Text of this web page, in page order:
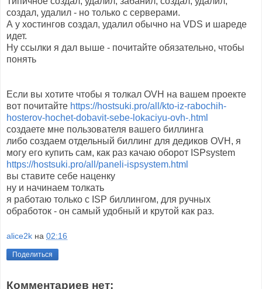
создал, удалил - но только с серверами.
А у хостингов создал, удалил обычно на VDS и шареде
идет.
Ну ссылки я дал выше - почитайте обязательно, чтобы
понять
Если вы хотите чтобы я толкал OVH на вашем проекте
вот почитайте https://hostsuki.pro/all/kto-iz-rabochih-
hosterov-hochet-dobavit-sebe-lokaciyu-ovh-.html
создаете мне пользователя вашего биллинга
либо создаем отдельный биллинг для дедиков OVH, я
могу его купить сам, как раз качаю оборот ISPsystem
https://hostsuki.pro/all/paneli-ispsystem.html
вы ставите себе наценку
ну и начинаем толкать
я работаю только с ISP биллингом, для ручных
обработок - он самый удобный и крутой как раз.
alice2k на 02:16
Поделиться
Комментариев нет: